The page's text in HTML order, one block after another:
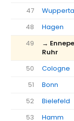
47
48
Hagen
49
→
Ruhr
50 Cologne
51
Bonn
52
Bielefeld
53
Hamm